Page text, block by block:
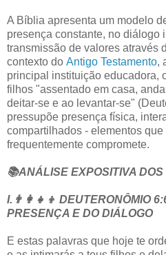
A Bíblia apresenta um modelo
presença constante, no diálogo
transmissão de valores através
contexto do Antigo Testamento,
principal instituição educadora,
filhos "assentado em casa,
deitar-se e ao levantar-se"
pressupõe presença física,
compartilhados - elementos que
frequentemente compromete.
📚ANÁLISE EXPOSITIVA
I.👨‍👩‍👧‍👦 DEUTERONÔMIO
PRESENÇA E DO DIÁLOGO
E estas palavras que hoje te